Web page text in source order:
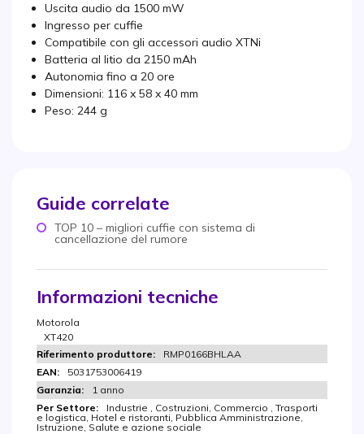
Uscita audio da 1500 mW
Ingresso per cuffie
Compatibile con gli accessori audio XTNi
Batteria al litio da 2150 mAh
Autonomia fino a 20 ore
Dimensioni: 116 x 58 x 40 mm
Peso: 244 g
Guide correlate
TOP 10 – migliori cuffie con sistema di
cancellazione del rumore
Informazioni tecniche
Motorola
XT420
RMP0166BHLAA
5031753006419
1 anno
Industrie , Costruzioni, Commercio , Trasporti
e logistica, Hotel e ristoranti, Pubblica Amministrazione,
Istruzione, Salute e azione sociale